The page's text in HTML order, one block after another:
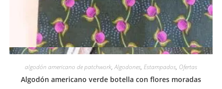
Vista rápida
algodón americano de patchwork,Algodones, Estampados, Ofertas
Algodón americano verde botella con flores moradas